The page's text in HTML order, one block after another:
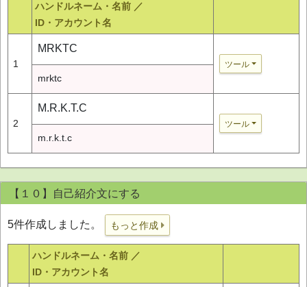
ハンドルネーム・名前 ／
ID・アカウント名
1
MRKTC
ツール
mrktc
2
M.R.K.T.C
ツール
m.r.k.t.c
【１０】自己紹介文にする
5件作成しました。 もっと作成
ハンドルネーム・名前 ／
ID・アカウント名